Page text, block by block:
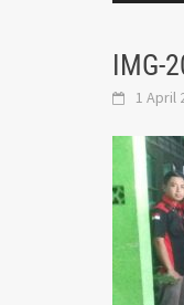
IMG-
1 April